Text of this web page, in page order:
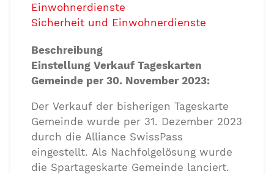
Einwohnerdienste
Sicherheit und Einwohnerdienste
Beschreibung
Einstellung Verkauf Tageskarten
Gemeinde per 30. November 2023:
Der Verkauf der bisherigen Tageskarte
Gemeinde wurde per 31. Dezember 2023
durch die Alliance SwissPass
eingestellt. Als Nachfolgelösung wurde
die Spartageskarte Gemeinde lanciert.